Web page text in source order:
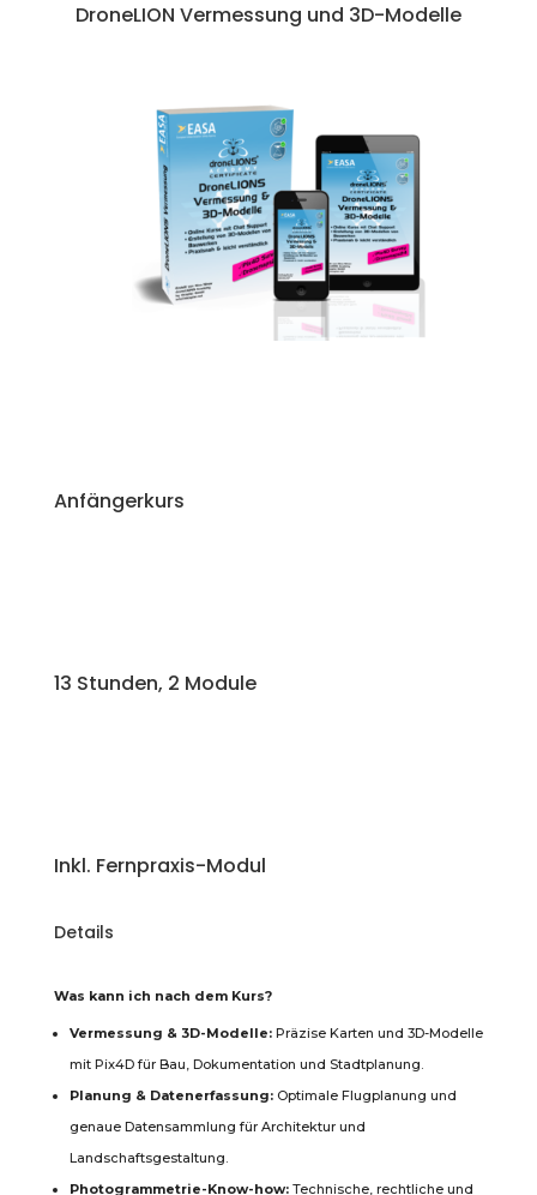
DroneLION Vermessung und 3D-Modelle
Anfängerkurs
13 Stunden, 2 Module
Inkl. Fernpraxis-Modul
Details
Was kann ich nach dem Kurs?
Vermessung & 3D-Modelle:Präzise Karten und 3D-Modelle
mit Pix4D für Bau, Dokumentation und Stadtplanung.
Planung & Datenerfassung:Optimale Flugplanung und
genaue Datensammlung für Architektur und
Landschaftsgestaltung.
Photogrammetrie-Know-how:Technische, rechtliche und